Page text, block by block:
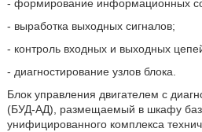
- формирование информационных
- выработка выходных сигналов;
- контроль входных и выходных
- диагностирование узлов блока.
Блок управления двигателем с
(БУД-АД), размещаемый в шкафу
унифицированного комплекса